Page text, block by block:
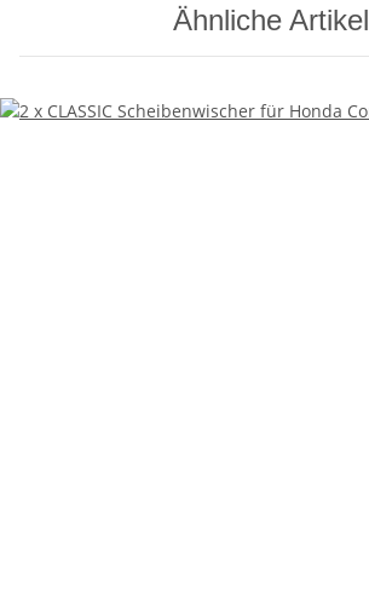
Ähnliche Artikel